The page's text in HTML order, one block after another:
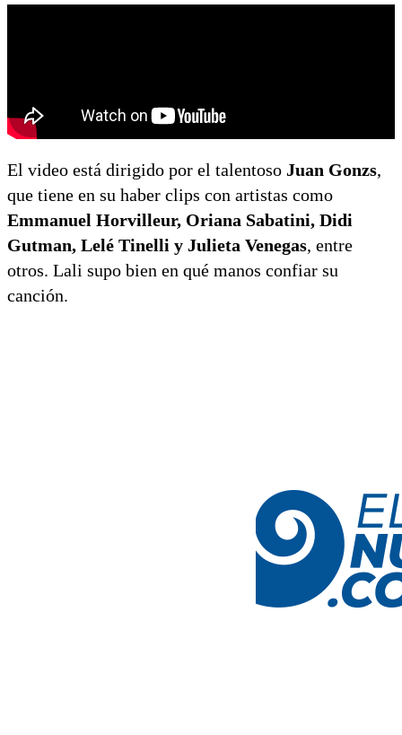
El video está dirigido por el talentoso Juan Gonzs,
que tiene en su haber clips con artistas como
Emmanuel Horvilleur, Oriana Sabatini, Didi
Gutman, Lelé Tinelli y Julieta Venegas, entre
otros. Lali supo bien en qué manos confiar su
canción.